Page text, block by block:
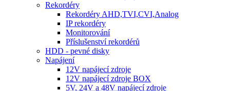
Rekordéry
Rekordéry AHD,TVI,CVI,Analog
IP rekordéry
Monitorování
Příslušenství rekordérů
HDD - pevné disky
Napájení
12V napájecí zdroje
12V napájecí zdroje BOX
5V, 24V a 48V napájecí zdroje